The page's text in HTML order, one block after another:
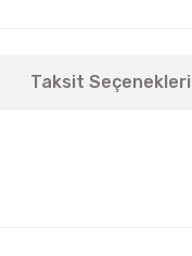
Taksit Seçenekleri